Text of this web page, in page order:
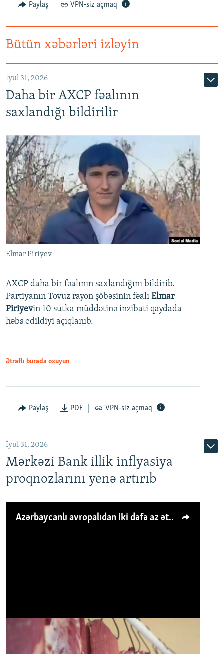
Paylaş VPN-siz açmaq
Bütün xəbərləri izləyin
İyul 31, 2026
Daha bir AXCP fəalının
saxlandığı bildirilir
Elmar Piriyev
AXCP daha bir fəalının saxlandığını bildirib.
Partiyanın Tovuz rayon şöbəsinin fəalı Elmar
Piriyevin 10 sutka müddətinə inzibati qaydada
həbs edildiyi açıqlanıb.
Ətraflı burada oxuyun
Paylaş PDF VPN-siz açmaq
İyul 31, 2026
Mərkəzi Bank illik inflyasiya
proqnozlarını yenə artırıb
Azərbaycanlı avropalıdan iki dəfə az ət yeyir, amma... 'Qiymət artımı qaçılmazdır'